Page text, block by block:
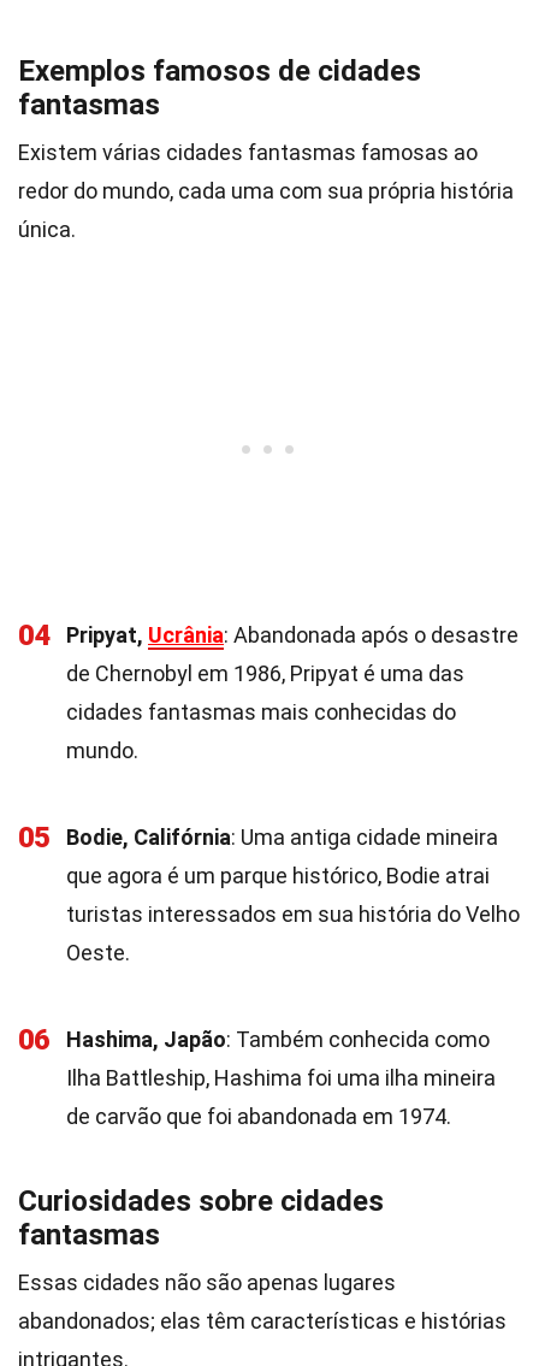
Exemplos famosos de cidades
fantasmas
Existem várias cidades fantasmas famosas ao
redor do mundo, cada uma com sua própria história
única.
04 Pripyat, Ucrânia: Abandonada após o desastre
de Chernobyl em 1986, Pripyat é uma das
cidades fantasmas mais conhecidas do
mundo.
05 Bodie, Califórnia: Uma antiga cidade mineira
que agora é um parque histórico, Bodie atrai
turistas interessados em sua história do Velho
Oeste.
06 Hashima, Japão: Também conhecida como
Ilha Battleship, Hashima foi uma ilha mineira
de carvão que foi abandonada em 1974.
Curiosidades sobre cidades
fantasmas
Essas cidades não são apenas lugares
abandonados; elas têm características e histórias
intrigantes.